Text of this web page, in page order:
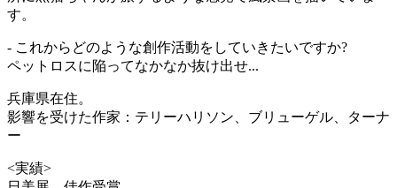
す。
- これからどのような創作活動をしていきたいですか?
ペットロスに陥ってなかなか抜け出せ...
兵庫県在住。
影響を受けた作家：テリーハリソン、ブリューゲル、ターナ
ー
<実績>